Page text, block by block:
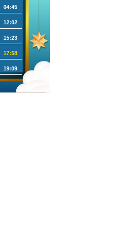
04:45
12:02
15:23
17:58
19:09